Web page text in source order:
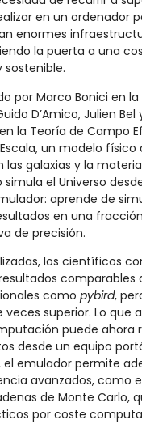
en un ordenador
enormes
la puerta a una
sostenible.
por Marco Bonici en la
D’Amico, Julien
la Teoría de Campo
un modelo físico
galaxias y la
el Universo
aprende de
en una
de precisión.
los científicos
comparables
como pybird,
superior. Lo que
puede ahora
desde un equipo
el emulador permite
avanzados, como
de Monte Carlo,
por coste